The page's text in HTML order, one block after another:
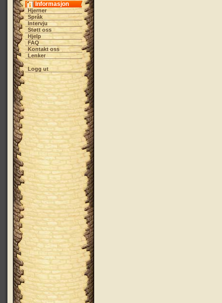
Informasjon
Hjerner
Språk
Intervju
Støtt oss
Hjelp
FAQ
Kontakt oss
Lenker
Logg ut